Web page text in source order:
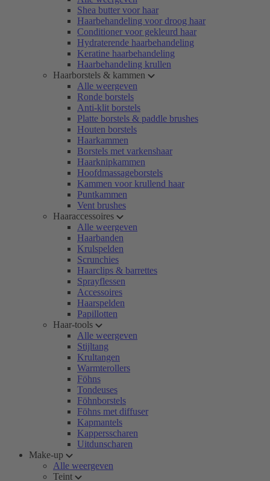
Shea butter voor haar
Haarbehandeling voor droog haar
Conditioner voor gekleurd haar
Hydraterende haarbehandeling
Keratine haarbehandeling
Haarbehandeling krullen
Haarborstels & kammen
Alle weergeven
Ronde borstels
Anti-klit borstels
Platte borstels & paddle brushes
Houten borstels
Haarkammen
Borstels met varkenshaar
Haarknipkammen
Hoofdmassageborstels
Kammen voor krullend haar
Puntkammen
Vent brushes
Haaraccessoires
Alle weergeven
Haarbanden
Krulspelden
Scrunchies
Haarclips & barrettes
Sprayflessen
Accessoires
Haarspelden
Papillotten
Haar-tools
Alle weergeven
Stijltang
Krultangen
Warmterollers
Föhns
Tondeuses
Föhnborstels
Föhns met diffuser
Kapmantels
Kappersscharen
Uitdunscharen
Make-up
Alle weergeven
Teint